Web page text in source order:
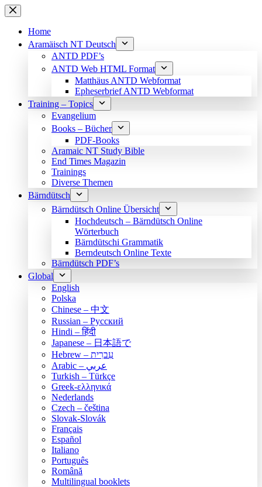
Skip
to
contentHome
Aramäisch NT Deutsch
ANTD PDF’s
ANTD Web HTML Format
Matthäus ANTD Webformat
Epheserbrief ANTD Webformat
Training – Topics
Evangelium
Books – Bücher
PDF-Books
Aramaic NT Study Bible
End Times Magazin
Trainings
Diverse Themen
Bärndütsch
Bärndütsch Online Übersicht
Hochdeutsch – Bärndütsch Online
Wörterbuch
Bärndütschi Grammatik
Berndeutsch Online Texte
Bärndütsch PDF’s
Global
English
Polska
Chinese – 中文
Russian – Русский
Hindi – हिंदी
Japanese – 日本語で
Hebrew – עִברִית
Arabic – عربي
Turkish – Türkçe
Greek-ελληνικά
Nederlands
Czech – čeština
Slovak-Slovák
Français
Español
Italiano
Português
Română
Multilingual booklets